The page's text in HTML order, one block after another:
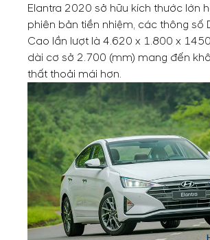
Elantra 2020 sở hữu kích thước lớn
phiên bản tiền nhiệm, các thông số
Cao lần lượt là 4.620 x 1.800 x
dài cơ sở 2.700 (mm) mang đến
thất thoải mái hơn.